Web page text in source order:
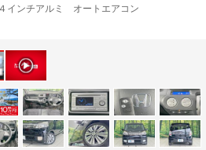
ンチアルミ オートエアコン